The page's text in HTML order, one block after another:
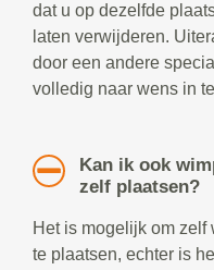
dat u op dezelfde
laten verwijderen.
door een andere
volledig naar wens in
Kan ik ook
zelf plaatsen?
Het is mogelijk om zelf
te plaatsen, echter is